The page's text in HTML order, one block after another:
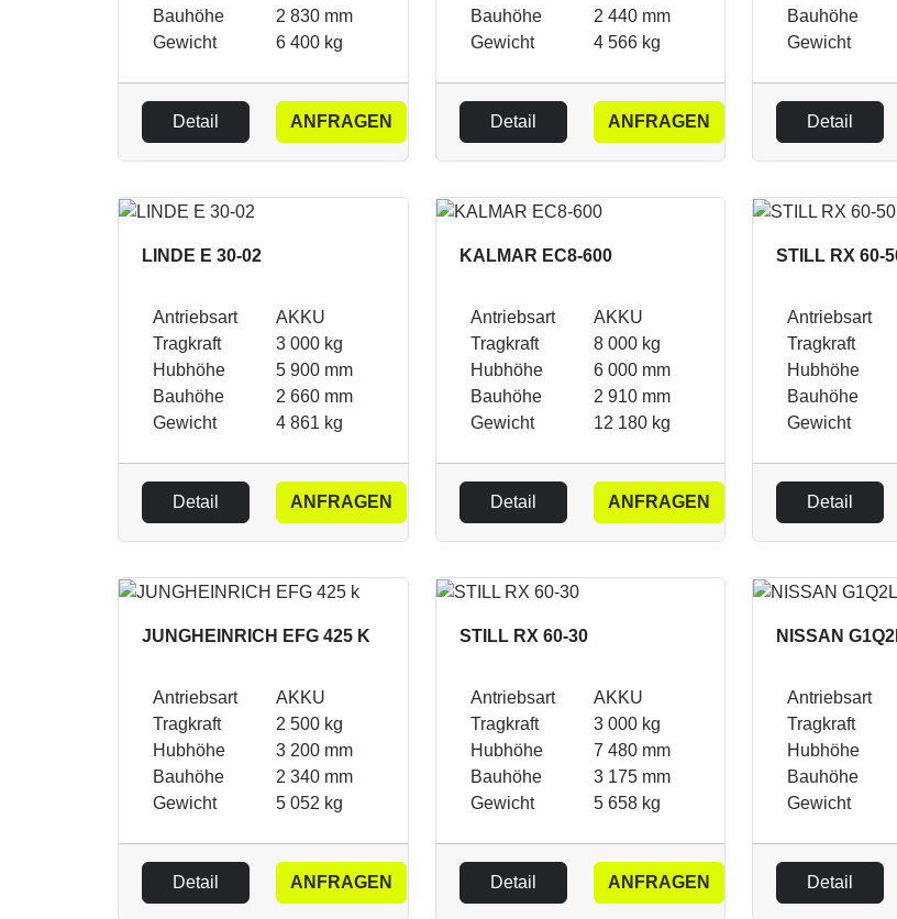
Bauhöhe
2 830 mm
Gewicht
6 400 kg
Detail ANFRAGEN
Bauhöhe
2 440 mm
Gewicht
4 566 kg
Detail ANFRAGEN
Bauhöhe
Gewicht
Detail
LINDE E 30-02
Antriebsart
AKKU
Tragkraft
3 000 kg
Hubhöhe
5 900 mm
Bauhöhe
2 660 mm
Gewicht
4 861 kg
Detail ANFRAGEN
KALMAR EC8-600
Antriebsart
AKKU
Tragkraft
8 000 kg
Hubhöhe
6 000 mm
Bauhöhe
2 910 mm
Gewicht
12 180 kg
Detail ANFRAGEN
STILL RX 60-
Antriebsart
Tragkraft
Hubhöhe
Bauhöhe
Gewicht
Detail
JUNGHEINRICH EFG 425 K
Antriebsart
AKKU
Tragkraft
2 500 kg
Hubhöhe
3 200 mm
Bauhöhe
2 340 mm
Gewicht
5 052 kg
Detail ANFRAGEN
STILL RX 60-30
Antriebsart
AKKU
Tragkraft
3 000 kg
Hubhöhe
7 480 mm
Bauhöhe
3 175 mm
Gewicht
5 658 kg
Detail ANFRAGEN
NISSAN
Antriebsart
Tragkraft
Hubhöhe
Bauhöhe
Gewicht
Detail